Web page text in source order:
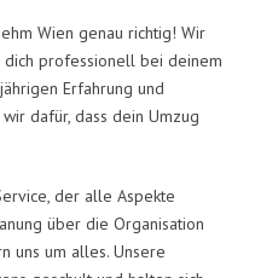
Wien genau richtig! Wir
professionell bei deinem
Erfahrung und
dafür, dass dein Umzug
der alle Aspekte
über die Organisation
uns um alles. Unsere